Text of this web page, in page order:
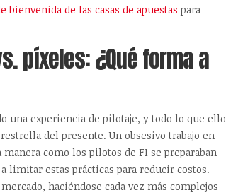
bienvenida de las casas de apuestas para
píxeles: ¿Qué forma a
una experiencia de pilotaje, y todo lo que ello
del presente. Un obsesivo trabajo en
como los pilotos de F1 se preparaban
limitar estas prácticas para reducir costos.
haciéndose cada vez más complejos